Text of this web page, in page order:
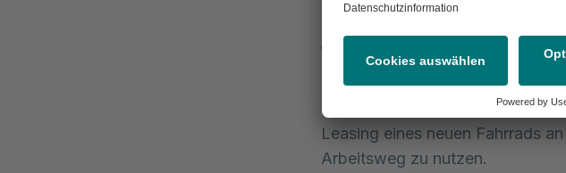
Mit dem Rad in
Darüber hinaus bieten wir allen
über das Programm „Jobrad“
Leasing eines neuen Fahrrads
Arbeitsweg zu nutzen.